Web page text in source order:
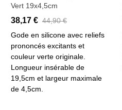
Vert 19x4,5cm
38,17 € 44,90 €
Gode en silicone avec reliefs
prononcés excitants et
couleur verte originale.
Longueur insérable de
19,5cm et largeur maximale
de 4,5cm.